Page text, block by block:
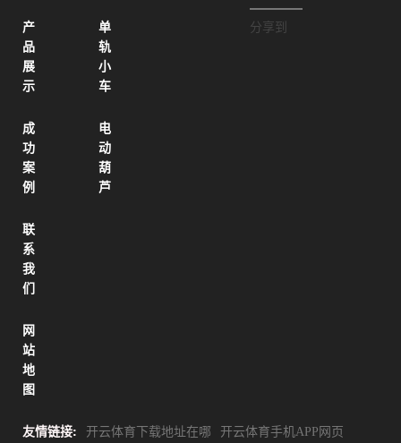
产
品
展
示
成
功
案
例
联
系
我
们
网
站
地
图
单
轨
小
车
电
动
葫
芦
分享到
友情链接: 开云体育下载地址在哪 开云体育手机APP网页